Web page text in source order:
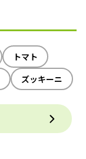
トマト
ズッキーニ